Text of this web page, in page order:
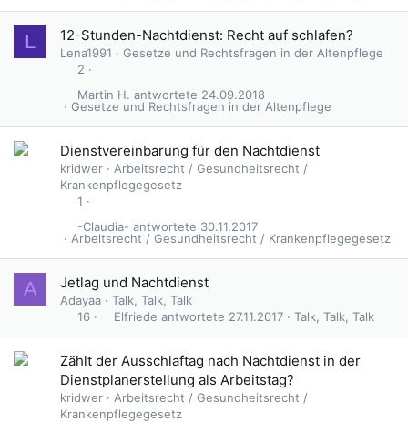
L 12-Stunden-Nachtdienst: Recht auf schlafen?
Lena1991
Gesetze und Rechtsfragen in der Altenpflege
2
Gesetze und Rechtsfragen in der Altenpflege
24.09.2018
Martin H.
Dienstvereinbarung für den Nachtdienst
kridwer
Arbeitsrecht / Gesundheitsrecht /
Krankenpflegegesetz
1
Arbeitsrecht / Gesundheitsrecht / Krankenpflegegesetz
30.11.2017
-Claudia-
A Jetlag und Nachtdienst
Adayaa
Talk, Talk, Talk
16
Talk, Talk, Talk
27.11.2017
Elfriede
Zählt der Ausschlaftag nach Nachtdienst in der
Dienstplanerstellung als Arbeitstag?
kridwer
Arbeitsrecht / Gesundheitsrecht /
Krankenpflegegesetz